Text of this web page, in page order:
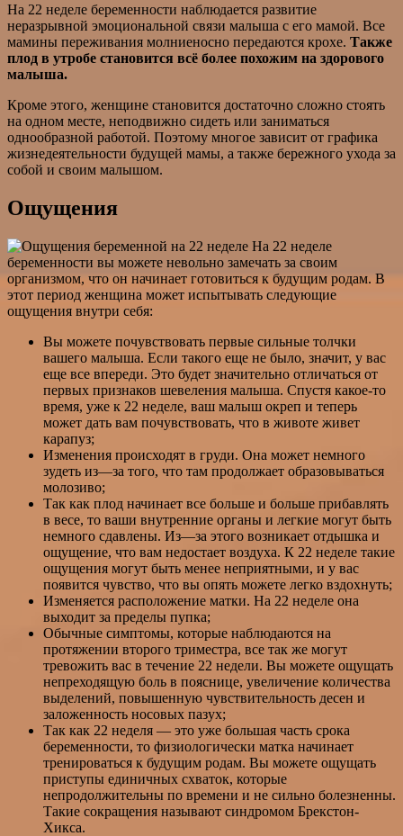
На 22 неделе беременности наблюдается развитие
неразрывной эмоциональной связи малыша с его мамой. Все
мамины переживания молниеносно передаются крохе. Также
плод в утробе становится всё более похожим на здорового
малыша.
Кроме этого, женщине становится достаточно сложно стоять
на одном месте, неподвижно сидеть или заниматься
однообразной работой. Поэтому многое зависит от графика
жизнедеятельности будущей мамы, а также бережного ухода за
собой и своим малышом.
Ощущения
На 22 неделе
беременности вы можете невольно замечать за своим
организмом, что он начинает готовиться к будущим родам. В
этот период женщина может испытывать следующие
ощущения внутри себя:
Вы можете почувствовать первые сильные толчки
вашего малыша. Если такого еще не было, значит, у вас
еще все впереди. Это будет значительно отличаться от
первых признаков шевеления малыша. Спустя какое-то
время, уже к 22 неделе, ваш малыш окреп и теперь
может дать вам почувствовать, что в животе живет
карапуз;
Изменения происходят в груди. Она может немного
зудеть из—за того, что там продолжает образовываться
молозиво;
Так как плод начинает все больше и больше прибавлять
в весе, то ваши внутренние органы и легкие могут быть
немного сдавлены. Из—за этого возникает отдышка и
ощущение, что вам недостает воздуха. К 22 неделе такие
ощущения могут быть менее неприятными, и у вас
появится чувство, что вы опять можете легко вздохнуть;
Изменяется расположение матки. На 22 неделе она
выходит за пределы пупка;
Обычные симптомы, которые наблюдаются на
протяжении второго триместра, все так же могут
тревожить вас в течение 22 недели. Вы можете ощущать
непреходящую боль в пояснице, увеличение количества
выделений, повышенную чувствительность десен и
заложенность носовых пазух;
Так как 22 неделя — это уже большая часть срока
беременности, то физиологически матка начинает
тренироваться к будущим родам. Вы можете ощущать
приступы единичных схваток, которые
непродолжительны по времени и не сильно болезненны.
Такие сокращения называют синдромом Брекстон-
Хикса.